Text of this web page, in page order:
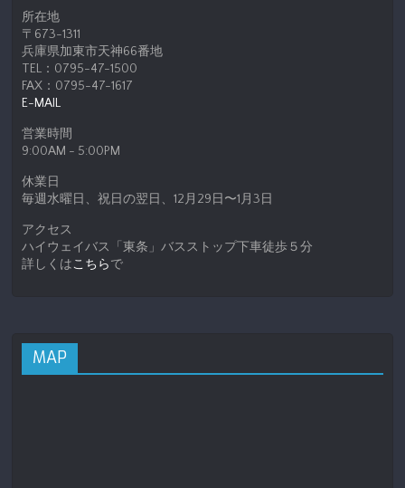
所在地
〒673-1311
兵庫県加東市天神66番地
TEL：0795-47-1500
FAX：0795-47-1617
E-MAIL
営業時間
9:00AM - 5:00PM
休業日
毎週水曜日、祝日の翌日、12月29日〜1月3日
アクセス
ハイウェイバス「東条」バスストップ下車徒歩５分
詳しくはこちらで
MAP